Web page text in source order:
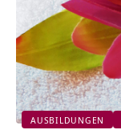
AUSBILDUNGEN